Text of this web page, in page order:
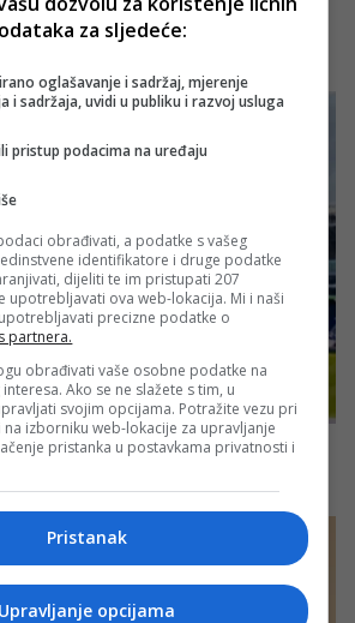
za sljedeće:
oglašavanje i sadržaj, mjerenje
i sadržaja, uvidi u publiku i razvoj usluga
pristup podacima na uređaju
obrađivati, a podatke s vašeg
identifikatore i druge podatke
dijeliti te im pristupati 207
upotrebljavati ova web-lokacija. Mi i naši
precizne podatke o
partnera.
obrađivati vaše osobne podatke na
Ako se ne slažete s tim, u
svojim opcijama. Potražite vezu pri
izborniku web-lokacije za upravljanje
pristanka u postavkama privatnosti i
Pristanak
Upravljanje opcijama